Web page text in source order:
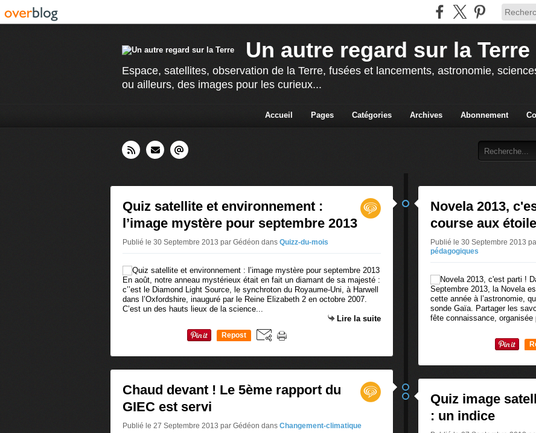
Un autre regard sur la Terre
Espace, satellites, observation de la Terre, fusées et lancements, astronomie,
ou ailleurs, des images pour les curieux...
Accueil Pages Catégories Archives Abonnement
Quiz satellite et environnement :
l’image mystère pour septembre 2013
Publié le 30 Septembre 2013 par Gédéon dans Quizz-du-mois
En août, notre anneau mystérieux était en fait un diamant de sa majesté :
c’’est le Diamond Light Source, le synchroton du Royaume-Uni, à Harwell
dans l’Oxfordshire, inauguré par le Reine Elizabeth 2 en octobre 2007.
C’est un des hauts lieux de la science...
Lire la suite
Repost
Chaud devant ! Le 5ème rapport du
GIEC est servi
Publié le 27 Septembre 2013 par Gédéon dans Changement-climatique
Novela 2013,
course aux
Publié le 30 Septembre 2013
pédagogiques
Septembre 2013, la Novela
cette année à l’astronomie,
sonde Gaïa. Partager les
fête connaissance, organisée
Quiz image
: un indice